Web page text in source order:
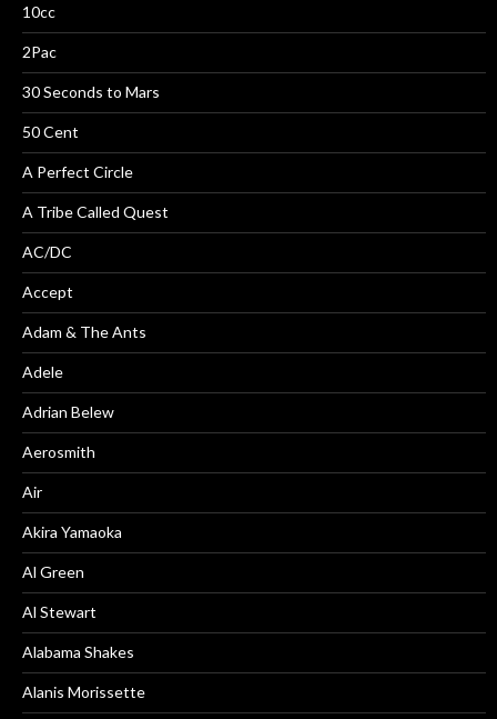
10cc
2Pac
30 Seconds to Mars
50 Cent
A Perfect Circle
A Tribe Called Quest
AC/DC
Accept
Adam & The Ants
Adele
Adrian Belew
Aerosmith
Air
Akira Yamaoka
Al Green
Al Stewart
Alabama Shakes
Alanis Morissette